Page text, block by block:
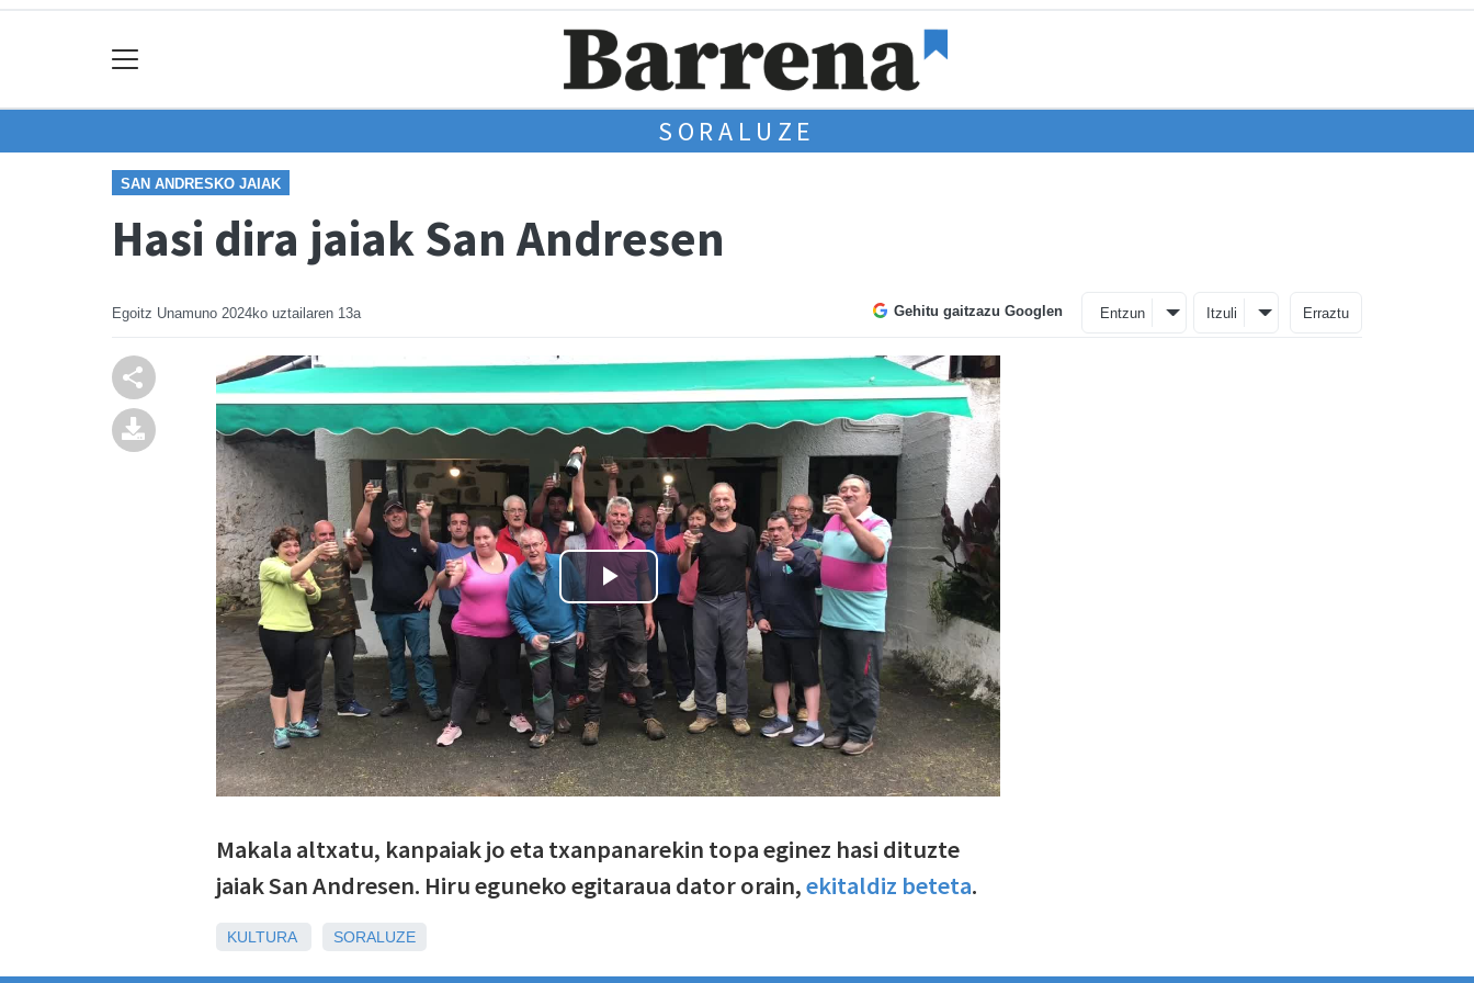
SORALUZE
SAN ANDRESKO JAIAK
Hasi dira jaiak San Andresen
Egoitz Unamuno 2024ko uztailaren 13a Gehitu gaitzazu Googlen Entzun Itzuli Erraztu
Makala altxatu, kanpaiak jo eta txanpanarekin topa eginez hasi dituzte
jaiak San Andresen. Hiru eguneko egitaraua dator orain,ekitaldiz beteta.
KULTURA SORALUZE